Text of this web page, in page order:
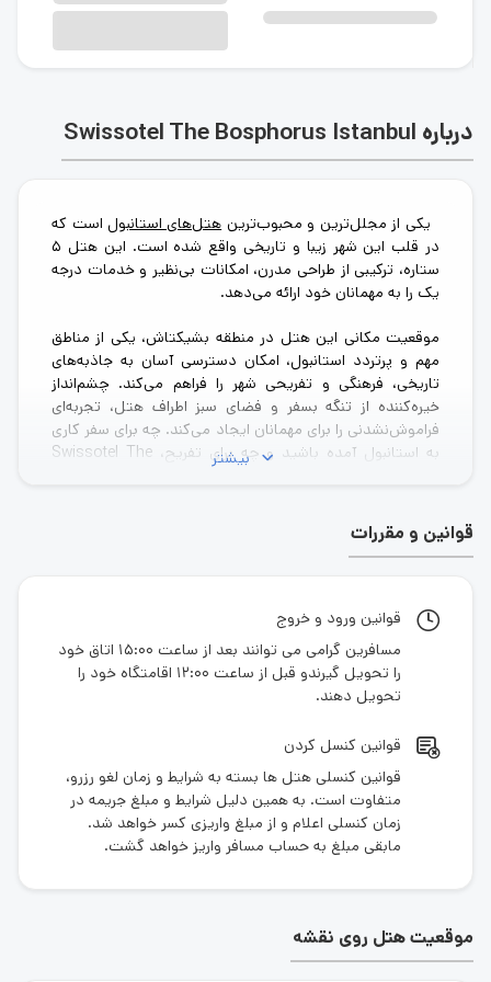
درباره Swissotel The Bosphorus Istanbul
یکی از مجلل‌ترین و محبوب‌ترینهتل‌های استانبول است که
در قلب این شهر زیبا و تاریخی واقع شده است. این هتل ۵
ستاره، ترکیبی از طراحی مدرن، امکانات بی‌نظیر و خدمات درجه
یک را به مهمانان خود ارائه می‌دهد.
موقعیت مکانی این هتل در منطقه بشیکتاش، یکی از مناطق
مهم و پرتردد استانبول، امکان دسترسی آسان به جاذبه‌های
تاریخی، فرهنگی و تفریحی شهر را فراهم می‌کند. چشم‌انداز
خیره‌کننده از تنگه بسفر و فضای سبز اطراف هتل، تجربه‌ای
فراموش‌نشدنی را برای مهمانان ایجاد می‌کند. چه برای سفر کاری
به استانبول آمده باشید و چه برای تفریح، Swissotel The
سه کلیک رزرو کنید؟
انتخاب پلتفرم مناسب برای رزرو هتل، به‌اندازه انتخاب خود
هتل اهمیت دارد.سه کلیک با ارائه خدمات جامع و حرفه‌ای،
رزرو اینترنتی هتل
سه کلیک، تمامی پیشنهادات و قیمت‌ها به‌صورت شفاف
نمایش داده می‌شود. این پلتفرم تضمین می‌کند که
Bosphorus پرداخت خواهید کرد.
۲. تخفیف‌های ویژه و پاداش‌ها
بیشتر
قوانین و مقررات
قوانین ورود و خروج
مسافرین گرامی می توانند بعد از ساعت 15:00 اتاق خود
را تحویل گیرندو قبل از ساعت 12:00 اقامتگاه خود را
تحویل دهند.
قوانین کنسل کردن
قوانین کنسلی هتل ها بسته به شرایط و زمان لغو رزرو،
متفاوت است. به همین دلیل شرایط و مبلغ جریمه در
زمان کنسلی اعلام و از مبلغ واریزی کسر خواهد شد.
مابقی مبلغ به حساب مسافر واریز خواهد گشت.
موقعیت هتل روی نقشه